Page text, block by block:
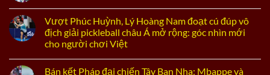
Vượt Phúc Huỳnh, Lý Hoàng Nam đoạt cú đúp vô
địch giải pickleball châu Á mở rộng: góc nhìn mới
cho người chơi Việt
Bán kết Pháp đại chiến Tây Ban Nha: Mbappe và